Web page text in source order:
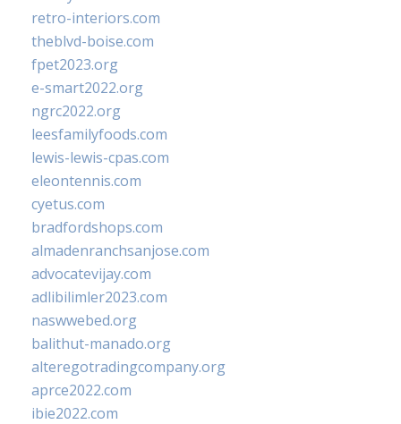
retro-interiors.com
theblvd-boise.com
fpet2023.org
e-smart2022.org
ngrc2022.org
leesfamilyfoods.com
lewis-lewis-cpas.com
eleontennis.com
cyetus.com
bradfordshops.com
almadenranchsanjose.com
advocatevijay.com
adlibilimler2023.com
naswwebed.org
balithut-manado.org
alteregotradingcompany.org
aprce2022.com
ibie2022.com